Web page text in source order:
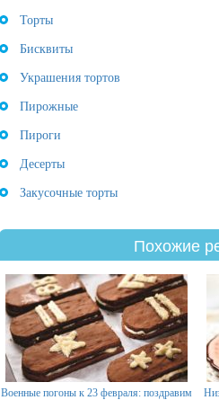
Торты
Бисквиты
Украшения тортов
Пирожные
Пироги
Десерты
Закусочные торты
Похожие
Военные погоны к 23 февраля: поздравим